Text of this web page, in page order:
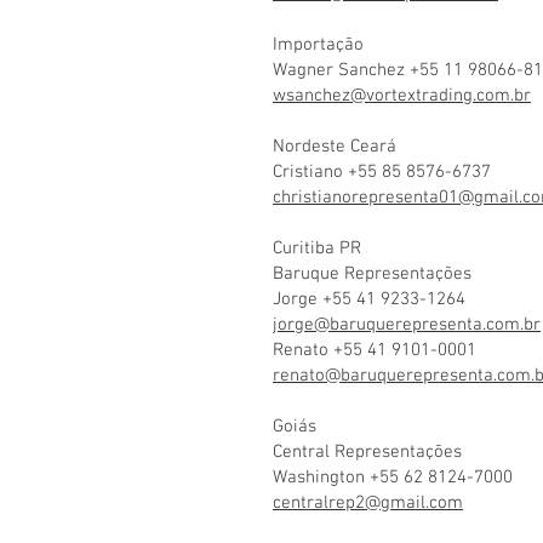
Importação
Wagner Sanchez +55 11 98066-
wsanchez@vortextrading.com.br
Nordeste Ceará
Cristiano +55 85 8576-6737
Curitiba PR
Baruque Representações
Jorge +55 41 9233-1264
jorge@baruquerepresenta.com.br
Renato +55 41 9101-0001
Goiás
Central Representações
Washington +55 62 8124-7000
centralrep2@gmail.com